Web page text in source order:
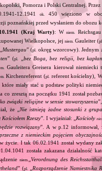
Pomorza i Polski Centralnej.
ok.
450 więziono w
poznańskiej przed wysłaniem do obozu
(Kraj Warty): Wniem.
Wielkopolsce, jejniem. Gauleiter (
Mustergau” (pl. okręg wzorcowy).
” (pl.
bez Boga, bez religii, bez
Gauleitera Greisera kierował
Kirchenreferent (pl. referent kościelny),
które miały stać u podstaw polityki
zresztą na początku 1941 został
związki religijne w sensie stowarzyszenia
że „ Nie istnieją żadne stosunki z
Rzeszy”. I wyjaśniał: „ Kościoły
rozwiązany”. A w p.12 informował,
z niemieckim pojęciem
życie. I tak 06.02.1941 został wydany
została zakazana działalność
niem. „Verordnung des
” (pl. Rozporządzenie Namiestnika